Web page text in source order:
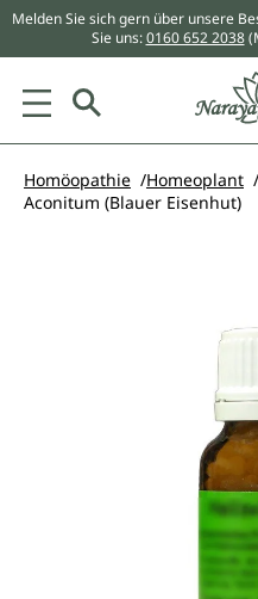
springen
Melden Sie sich gern über unsere
Sie uns:0160 652 2038
Homöopathie Homeoplant
Aconitum (Blauer Eisenhut)